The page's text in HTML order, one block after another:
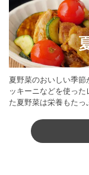
夏野菜のおいしい季
ッキーニなどを使っ
た夏野菜は栄養もた